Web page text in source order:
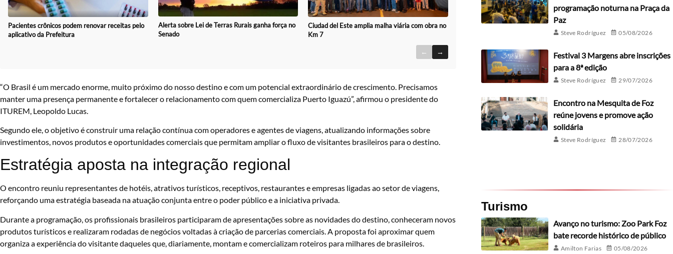
Pacientes crônicos podem renovar receitas pelo
aplicativo da Prefeitura
Alerta sobre Lei de Terras Rurais ganha força no
Senado
Ciudad del Este amplia malha viária com obra no
Km 7
← →
“O Brasil é um mercado enorme, muito próximo do nosso destino e com um potencial extraordinário de crescimento. Precisamos
manter uma presença permanente e fortalecer o relacionamento com quem comercializa Puerto Iguazú”, afirmou o presidente do
ITUREM, Leopoldo Lucas.
Segundo ele, o objetivo é construir uma relação contínua com operadores e agentes de viagens, atualizando informações sobre
investimentos, novos produtos e oportunidades comerciais que permitam ampliar o fluxo de visitantes brasileiros para o destino.
Estratégia aposta na integração regional
O encontro reuniu representantes de hotéis, atrativos turísticos, receptivos, restaurantes e empresas ligadas ao setor de viagens,
reforçando uma estratégia baseada na atuação conjunta entre o poder público e a iniciativa privada.
Durante a programação, os profissionais brasileiros participaram de apresentações sobre as novidades do destino, conheceram novos
produtos turísticos e realizaram rodadas de negócios voltadas à criação de parcerias comerciais. A proposta foi aproximar quem
organiza a experiência do visitante daqueles que, diariamente, montam e comercializam roteiros para milhares de brasileiros.
programação noturna na Praça da
Paz
Steve Rodríguez 05/08/2026
Festival 3 Margens abre inscrições
para a 8ª edição
Steve Rodríguez 29/07/2026
Encontro na Mesquita de Foz
reúne jovens e promove ação
solidária
Steve Rodríguez 28/07/2026
Turismo
Avanço no turismo: Zoo Park Foz
bate recorde histórico de público
Amilton Farias 05/08/2026